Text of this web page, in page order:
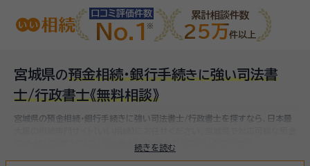
口コミ評価件数
No.1
累計相談件数
25万件以上
宮城県の預金相続・銀行手続き に強い司法書
士/行政書士《無料相談》
続きを読む
宮城県の預金相続・銀行手続きに強い司法書士/行政書士を探すなら、日本最
相続・銀行手続きに強い司法書士/行政書士をお探しいただけます。